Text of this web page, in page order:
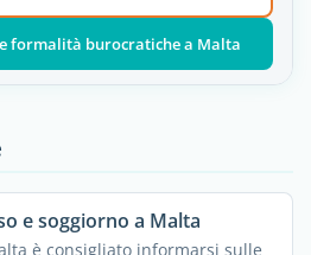
formalità burocratiche a Malta
e soggiorno a Malta
è consigliato informarsi sulle